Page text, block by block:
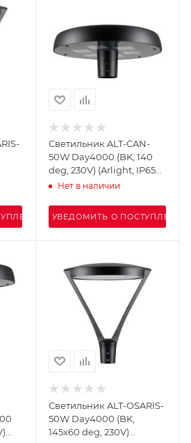
Светильник ALT-CAN-
50W Day4000 (BK, 140
deg, 230V) (Arlight, IP65
Металл, 5 лет)
Нет в наличии
УВЕДОМИТЬ О ПОСТУПЛЕНИИ
Светильник ALT-OSARIS-
50W Day4000 (BK,
145x60 deg, 230V)